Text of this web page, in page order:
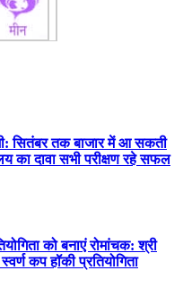
सितंबर तक बाजार में आ सकती
का दावा सभी परीक्षण रहे सफल
को बनाएं रोमांचक: श्री
कप हॉकी प्रतियोगिता